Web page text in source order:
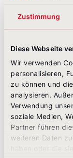
Zustimmung
Diese Webseite
Wir verwenden
personalisieren,
zu können und
analysieren.
Verwendung
soziale Medien,
Partner führen
weiteren Daten
Themen.
erwartet man
hier die
Thorsten
NetFederation.
So spricht
(48 %) der
das eigene
% nur wenige